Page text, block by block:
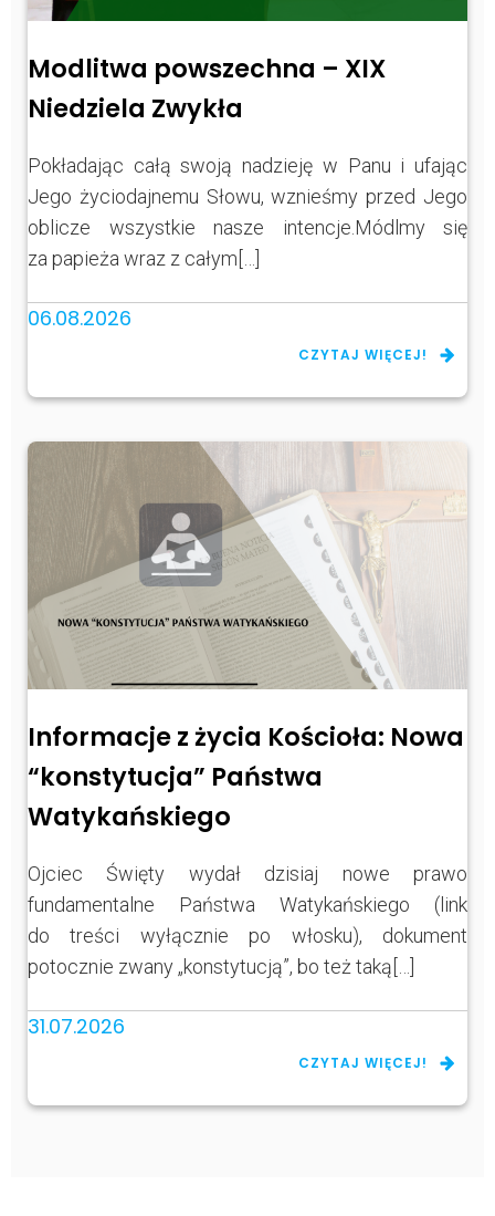
Modlitwa powszechna – XIX
Niedziela Zwykła
Pokładając całą swoją nadzieję w Panu i ufając
Jego życiodajnemu Słowu, wznieśmy przed Jego
oblicze wszystkie nasze intencje.Módlmy się
za papieża wraz z całym[…]
06.08.2026
CZYTAJ WIĘCEJ!
Informacje z życia Kościoła: Nowa
“konstytucja” Państwa
Watykańskiego
Ojciec Święty wydał dzisiaj nowe prawo
fundamentalne Państwa Watykańskiego (link
do treści wyłącznie po włosku), dokument
potocznie zwany „konstytucją”, bo też taką[…]
31.07.2026
CZYTAJ WIĘCEJ!